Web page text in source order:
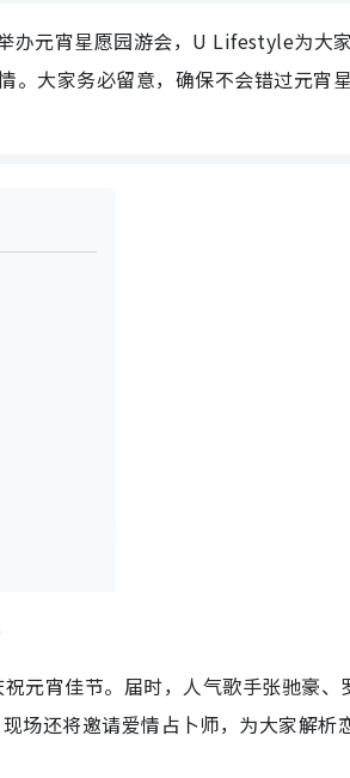
办元宵星愿园游会，U Lifestyle为大
。大家务必留意，确保不会错过元宵
元宵佳节。届时，人气歌手张驰豪、
场还将邀请爱情占卜师，为大家解析